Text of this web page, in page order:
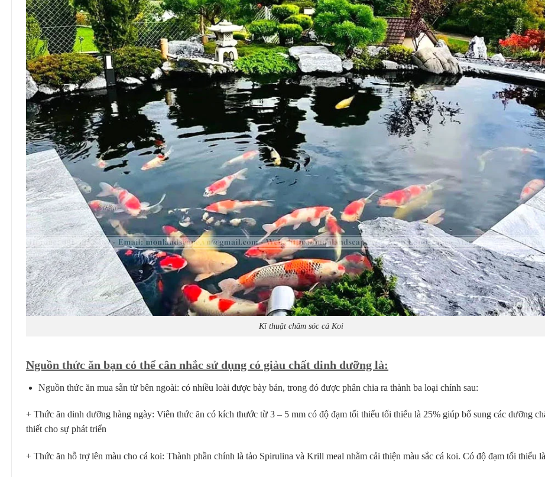
Kĩ thuật chăm sóc cá Koi
Nguồn thức ăn bạn có thể cân nhắc sử dụng có giàu chất dinh dưỡng là:
Nguồn thức ăn mua sẵn từ bên ngoài: có nhiều loài được bày bán, trong đó được phân chia ra thành ba loại chính sau:
+ Thức ăn dinh dưỡng hàng ngày: Viên thức ăn có kích thước từ 3 – 5 mm có độ đạm tối thiểu tối thiểu là 25% giúp bổ sung các dưỡng
thiết cho sự phát triển
+ Thức ăn hỗ trợ lên màu cho cá koi: Thành phần chính là tảo Spirulina và Krill meal nhằm cải thiện màu sắc cá koi. Có độ đạm tối thiểu